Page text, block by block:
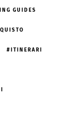
GUIDES
ITINERARI